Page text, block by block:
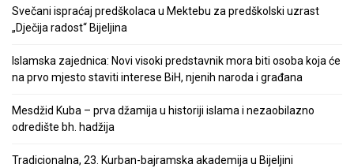
Svečani ispraćaj predškolaca u Mektebu za predškolski uzrast
„Dječija radost“ Bijeljina
Islamska zajednica: Novi visoki predstavnik mora biti osoba koja će
na prvo mjesto staviti interese BiH, njenih naroda i građana
Mesdžid Kuba – prva džamija u historiji islama i nezaobilazno
odredište bh. hadžija
Tradicionalna, 23. Kurban-bajramska akademija u Bijeljini